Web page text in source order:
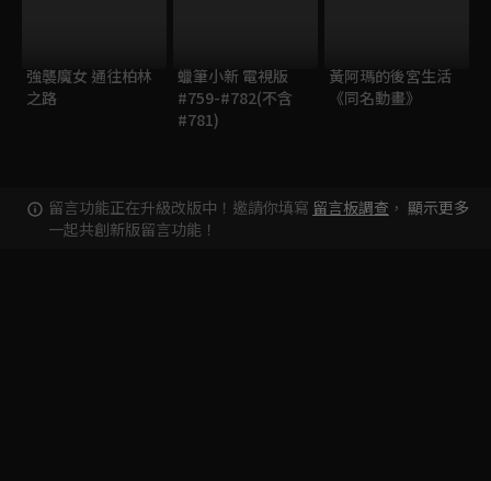
強襲魔女 通往柏林
之路
蠟筆小新 電視版
#759-#782(不含
#781)
黃阿瑪的後宮生活
《同名動畫》
留言功能正在升級改版中！邀請你填寫 留言板調查 ，
一起共創新版留言功能！
顯示更多